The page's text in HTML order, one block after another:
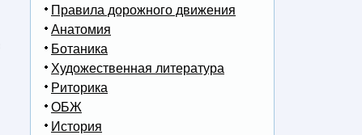
Правила дорожного движения
Анатомия
Ботаника
Художественная литература
Риторика
ОБЖ
История